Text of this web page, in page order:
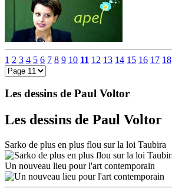
1 2 3 4 5 6 7 8 9 10 11 12 13 14 15 16 17 18
Les dessins de Paul Voltor
Les dessins de Paul Voltor
Sarko de plus en plus flou sur la loi Taubira
Un nouveau lieu pour l'art contemporain